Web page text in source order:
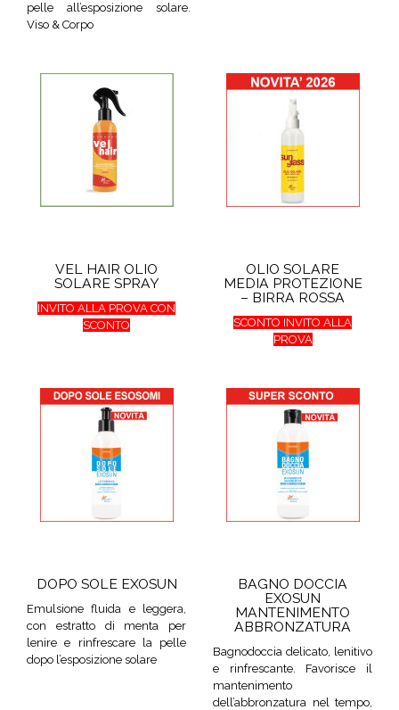
pelle all’esposizione solare.
Viso & Corpo
VEL HAIR OLIO
SOLARE SPRAY
INVITO ALLA PROVA CON
SCONTO
OLIO SOLARE
MEDIA PROTEZIONE
– BIRRA ROSSA
SCONTO INVITO ALLA
PROVA
DOPO SOLE EXOSUN
Emulsione fluida e leggera,
con estratto di menta per
lenire e rinfrescare la pelle
dopo l’esposizione solare
BAGNO DOCCIA
EXOSUN
MANTENIMENTO
ABBRONZATURA
Bagnodoccia delicato, lenitivo
e rinfrescante. Favorisce il
mantenimento
dell’abbronzatura nel tempo,